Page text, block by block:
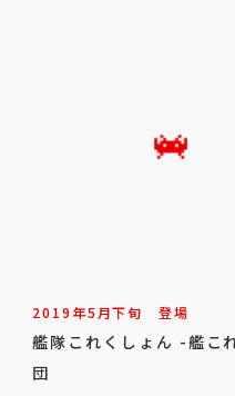
2019年5月下旬 登場
艦隊これくしょん -艦
団